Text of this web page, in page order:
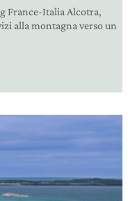
France-Italia Alcotra,
alla montagna verso un